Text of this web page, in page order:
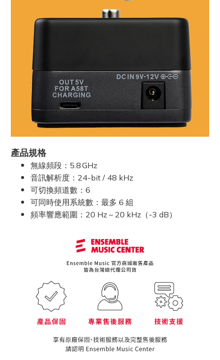
產品規格
無線頻段：5.8 GHz
音訊解析度：24-bit / 48 kHz
可切換頻道數：6
可同時使用系統數：最多 6 組
頻率響應範圍：20 Hz – 20 kHz（-3 dB）